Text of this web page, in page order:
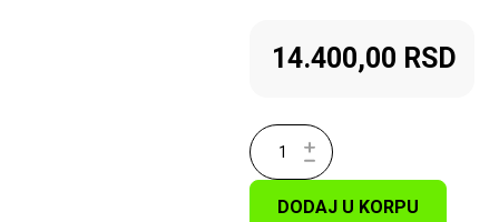
14.400,00 RSD
DODAJ U KORPU